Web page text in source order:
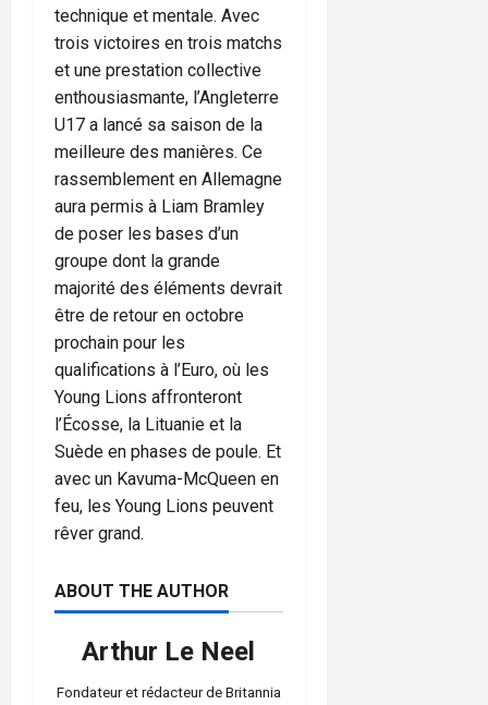
technique et mentale. Avec
trois victoires en trois matchs
et une prestation collective
enthousiasmante, l’Angleterre
U17 a lancé sa saison de la
meilleure des manières. Ce
rassemblement en Allemagne
aura permis à Liam Bramley
de poser les bases d’un
groupe dont la grande
majorité des éléments devrait
être de retour en octobre
prochain pour les
qualifications à l’Euro, où les
Young Lions affronteront
l’Écosse, la Lituanie et la
Suède en phases de poule. Et
avec un Kavuma-McQueen en
feu, les Young Lions peuvent
rêver grand.
ABOUT THE AUTHOR
Arthur Le Neel
Fondateur et rédacteur de Britannia